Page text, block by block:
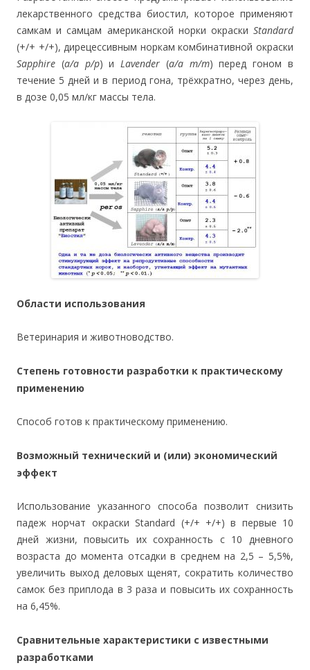
лекарственного средства биостил, которое применяют
самкам и самцам американской норки окраски Standard
(+/+ +/+), дирецессивным норкам комбинативной окраски
Sapphire (a/a р/р) иLavender (a/a m/m) перед гоном в
течение 5 дней и в период гона, трёхкратно, через день,
в дозе 0,05 мл/кг массы тела.
Области использования
Ветеринария и животноводство.
Степень готовности разработки к практическому
применению
Способ готов к практическому применению.
Возможный технический и (или) экономический
эффект
Использование указанного способа позволит снизить
падеж норчат окраски Standard (+/+ +/+) в первые 10
дней жизни, повысить их сохранность с 10 дневного
возраста до момента отсадки в среднем на 2,5 – 5,5%,
увеличить выход деловых щенят, сократить количество
самок без приплода в 3 раза и повысить их сохранность
на 6,45%.
Сравнительные характеристики с известными
разработками